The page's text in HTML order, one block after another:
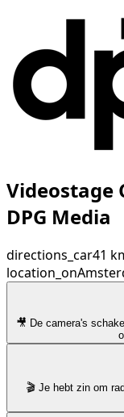
Videostage
DPG Media
directions_car41
location_on
🎥 De camera's
🎬 Je hebt zin om